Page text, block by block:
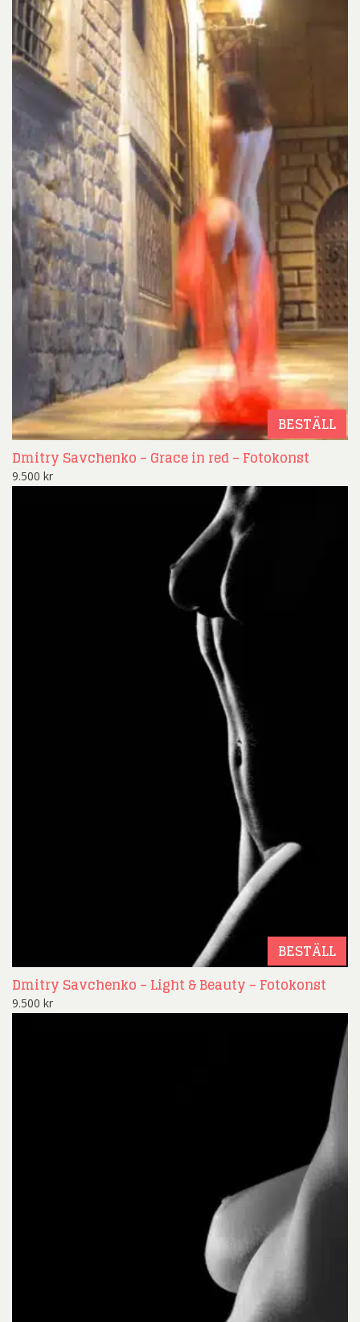
BESTÄLL
Dmitry Savchenko – Grace in red – Fotokonst
9.500 kr
BESTÄLL
Dmitry Savchenko – Light & Beauty – Fotokonst
9.500 kr